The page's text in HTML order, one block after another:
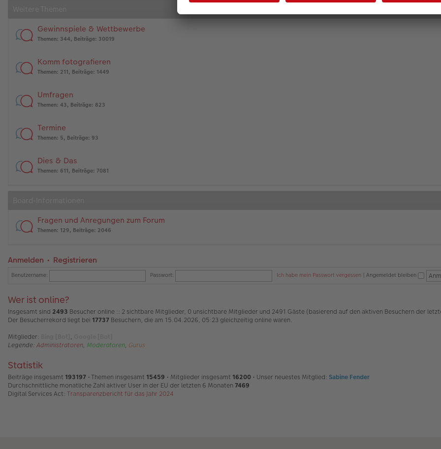
Gewinnspiele & Wettbewerbe
Themen: 344, Beiträge: 30019
Komm fotografieren
Themen: 211, Beiträge: 1449
Umfragen
Themen: 43, Beiträge: 823
Termine
Themen: 5, Beiträge: 93
Dies & Das
Themen: 611, Beiträge: 7081
Fragen und Anregungen zum Forum
Themen: 129, Beiträge: 2046
Anmelden • Registrieren
Benutzername: Passwort: Ich habe mein Passwort vergessen Angemeldet bleiben
Wer ist online?
Insgesamt sind 2493 Besucher online :: 2 sichtbare Mitglieder, 0 unsichtbare Mitglieder und 2491 Gäste (basierend auf den aktiven Besuchern der
Der Besucherrekord liegt bei 17737 Besuchern, die am 15.04.2026, 05:23 gleichzeitig online waren.
Mitglieder:
,
Legende: Administratoren, Moderatoren, Gurus
Statistik
Beiträge insgesamt 193197 • Themen insgesamt 15459 • Mitglieder insgesamt 16200 • Unser neuestes Mitglied: Sabine Fender
Durchschnittliche monatliche Zahl aktiver User in der EU der letzten 6 Monaten 7469
Digital Services Act: Transparenzbericht für das Jahr 2024